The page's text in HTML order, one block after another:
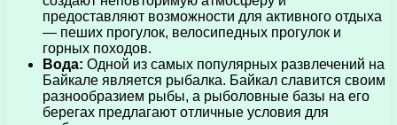
предоставляют возможности для активного отдыха
— пеших прогулок, велосипедных прогулок и
горных походов.
Вода: Одной из самых популярных развлечений на
Байкале является рыбалка. Байкал славится своим
разнообразием рыбы, а рыболовные базы на его
берегах предлагают отличные условия для